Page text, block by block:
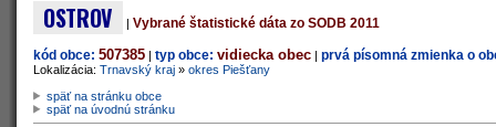
OSTROV | Vybrané štatistické dáta zo SODB 2011
kód obce: 507385 | typ obce: vidiecka obec | prvá písomná zmienka o
Lokalizácia: Trnavský kraj » okres Piešťany
späť na stránku obce
späť na úvodnú stránku